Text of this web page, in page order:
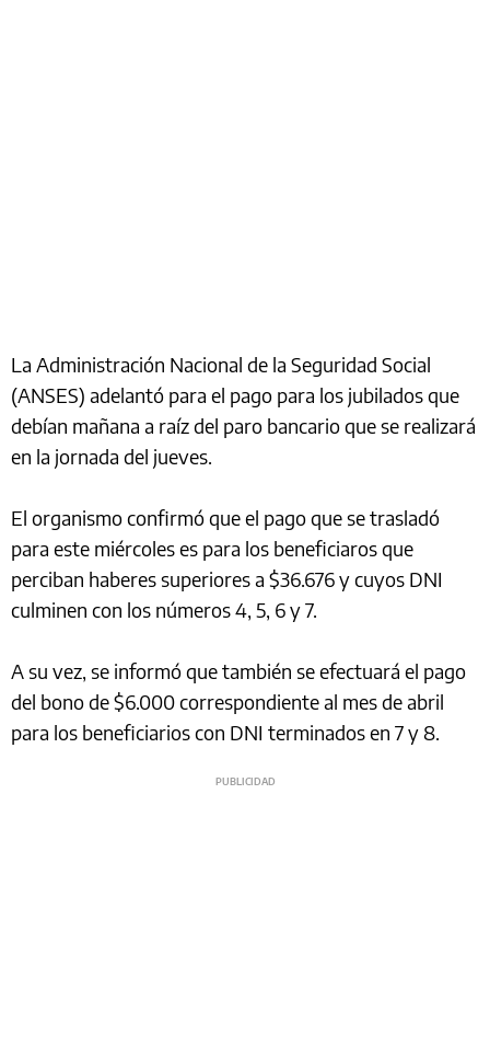
La Administración Nacional de la Seguridad Social
(ANSES) adelantó para el pago para los jubilados que
debían mañana a raíz del paro bancario que se realizará
en la jornada del jueves.
El organismo confirmó que el pago que se trasladó
para este miércoles es para los beneficiaros que
perciban haberes superiores a $36.676 y cuyos DNI
culminen con los números 4, 5, 6 y 7.
A su vez, se informó que también se efectuará el pago
del bono de $6.000 correspondiente al mes de abril
para los beneficiarios con DNI terminados en 7 y 8.